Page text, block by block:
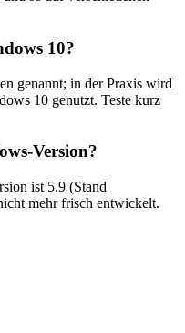
10?
genannt; in der Praxis wird
10 genutzt. Teste kurz
Version?
ist 5.9 (Stand
mehr frisch entwickelt.